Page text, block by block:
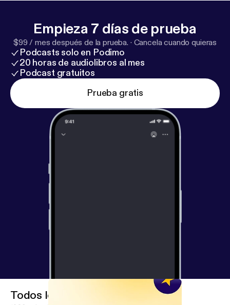
Empieza 7 días de prueba
$99 / mes después de la prueba. · Cancela cuando quieras
Podcasts solo en Podimo
20 horas de audiolibros al mes
Podcast gratuitos
Prueba gratis
Todos los episodios